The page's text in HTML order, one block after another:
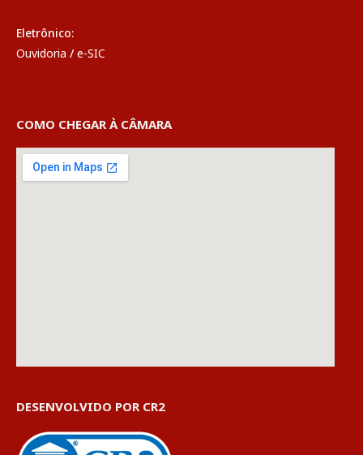
Eletrônico:
Ouvidoria / e-SIC
COMO CHEGAR À CÂMARA
DESENVOLVIDO POR CR2